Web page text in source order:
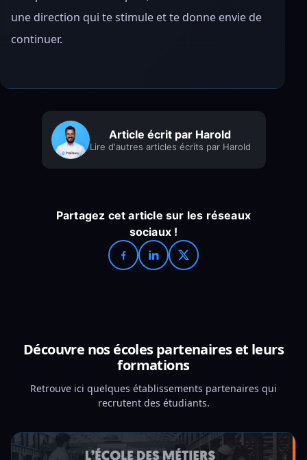
une direction qui te stimule et te donne envie de
continuer.
Article écrit par Harold
Lire d'autres articles écrits par Harold
Partagez cet article sur les réseaux
sociaux !
Découvre nos écoles partenaires et leurs
formations
Retrouve ici quelques établissements partenaires qui
recrutent des étudiants.